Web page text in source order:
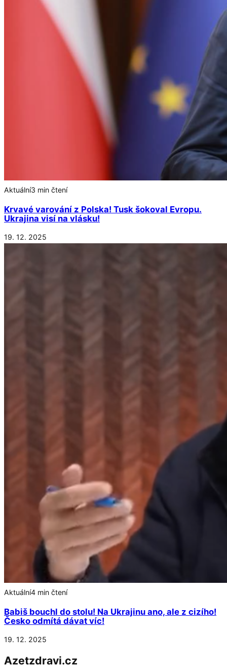
Aktuální3 min čtení
Krvavé varování z Polska! Tusk šokoval Evropu.
Ukrajina visí na vlásku!
19. 12. 2025
Aktuální4 min čtení
Babiš bouchl do stolu! Na Ukrajinu ano, ale z cizího!
Česko odmítá dávat víc!
19. 12. 2025
Azetzdravi.cz